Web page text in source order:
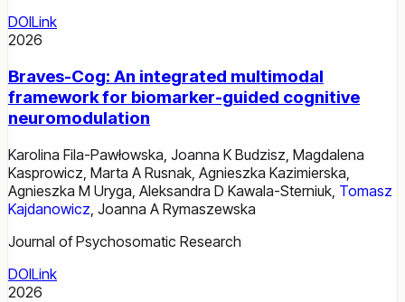
DOILink
2026
Braves-Cog: An integrated multimodal
framework for biomarker-guided cognitive
neuromodulation
Karolina Fila-Pawłowska Joanna K Budzisz Magdalena
Kasprowicz Marta A Rusnak Agnieszka Kazimierska
Agnieszka M Uryga Aleksandra D Kawala-Sterniuk Tomasz
Kajdanowicz Joanna A Rymaszewska
Journal of Psychosomatic Research
DOILink
2026